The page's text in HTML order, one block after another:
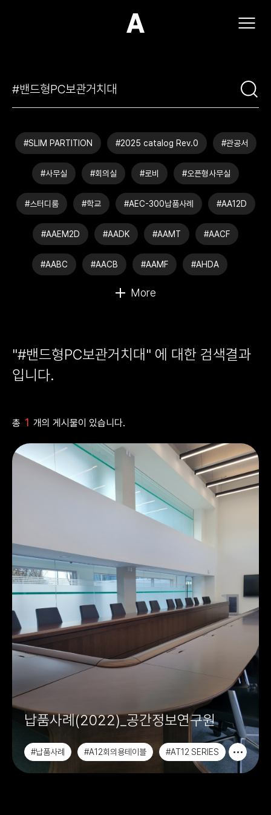
(주)아모스아인스가구
#SLIM PARTITION #2025 catalog Rev.0 #관공서
#사무실 #회의실 #로비 #오픈형사무실
#스터디룸 #학교 #AEC-300납품사례 #AA12D
#AAEM2D #AADK #AAMT #AACF
#AABC #AACB #AAMF #AHDA
"#밴드형PC보관거치대" 에 대한 검색결과
입니다.
총 1 개의 게시물이 있습니다.
납품사례(2022)_공간정보연구원
#납품사례 #A12회의용테이블
#AT12 SERIES
#수강용테이블